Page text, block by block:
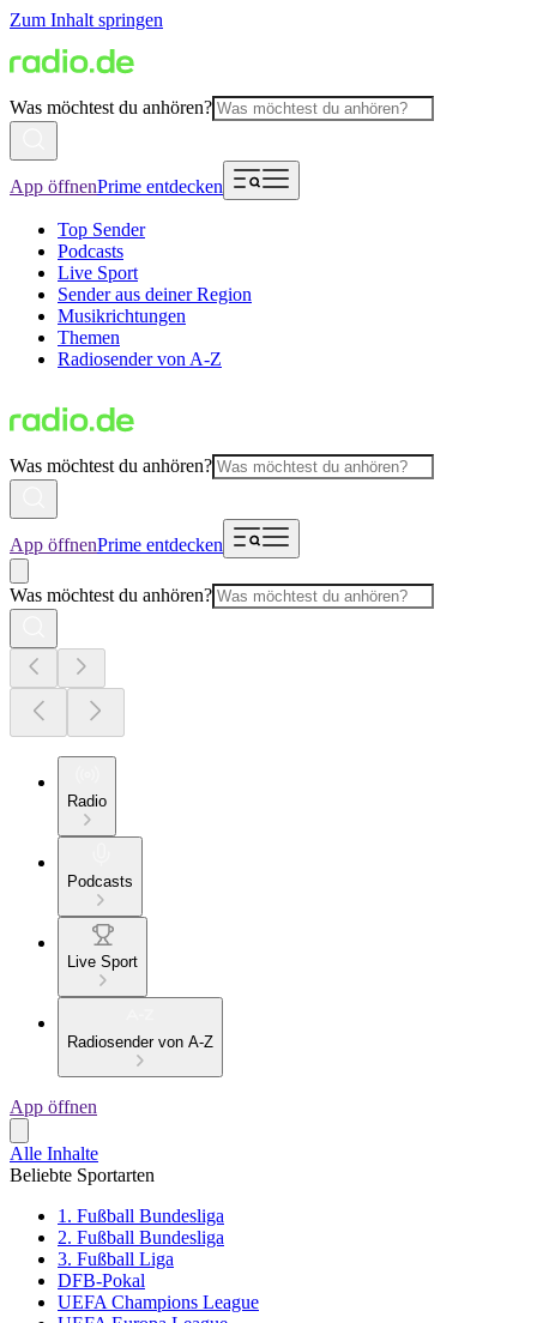
Zum Inhalt springen
Was möchtest du anhören?
App öffnenPrime entdecken
Top Sender
Podcasts
Live Sport
Sender aus deiner Region
Musikrichtungen
Themen
Radiosender von A-Z
Was möchtest du anhören?
App öffnenPrime entdecken
Was möchtest du anhören?
Radio
Podcasts
Live Sport
Radiosender von A-Z
App öffnen
Alle Inhalte
Beliebte Sportarten
1. Fußball Bundesliga
2. Fußball Bundesliga
3. Fußball Liga
DFB-Pokal
UEFA Champions League